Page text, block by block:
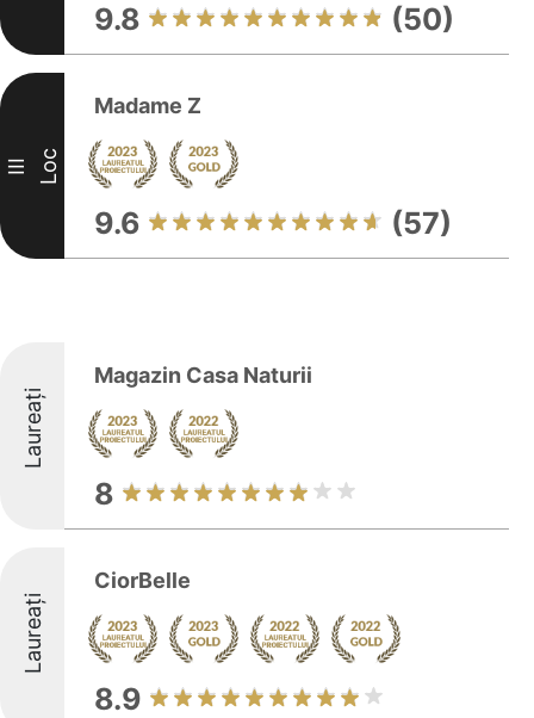
9.8 (50)
III Loc
Madame Z
9.6 (57)
Laureați
Magazin Casa Naturii
8
Laureați
CiorBelle
8.9